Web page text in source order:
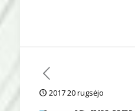
2017 20 rugsėjo